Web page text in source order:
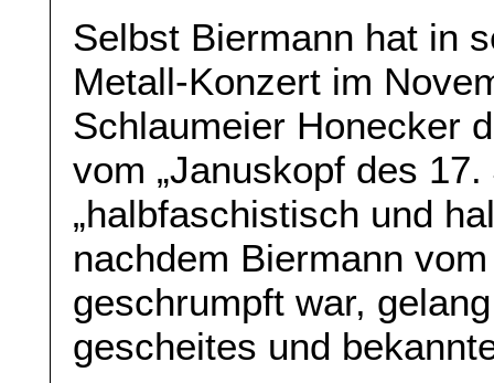
Selbst Biermann hat in
Metall-Konzert im
Schlaumeier Honecker
vom „Januskopf des
„halbfaschistisch und
nachdem Biermann
geschrumpft war,
gescheites und